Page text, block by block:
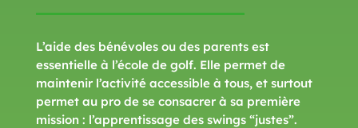
L’aide des bénévoles ou des parents est
essentielle à l’école de golf. Elle permet de
maintenir l’activité accessible à tous, et surtout
permet au pro de se consacrer à sa première
mission : l’apprentissage des swings “justes”.